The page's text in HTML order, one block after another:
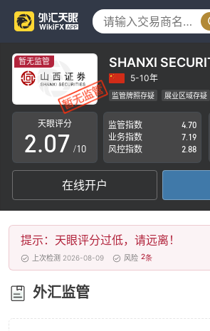
暂无监管 SHANXI
5-10年
监管牌照存疑 展业区域存疑
天眼评分
0
1
2
3
4
5
6
7
8
.0
1
2
3
4
5
6
3
4
5
6
7
8
9
/10
监管指数
4.70
业务指数
7.19
风控指数
2.88
在线开户
提示：天眼评分过低，请远离！
上次检测 2026-08-09 风险 2条
外汇监管